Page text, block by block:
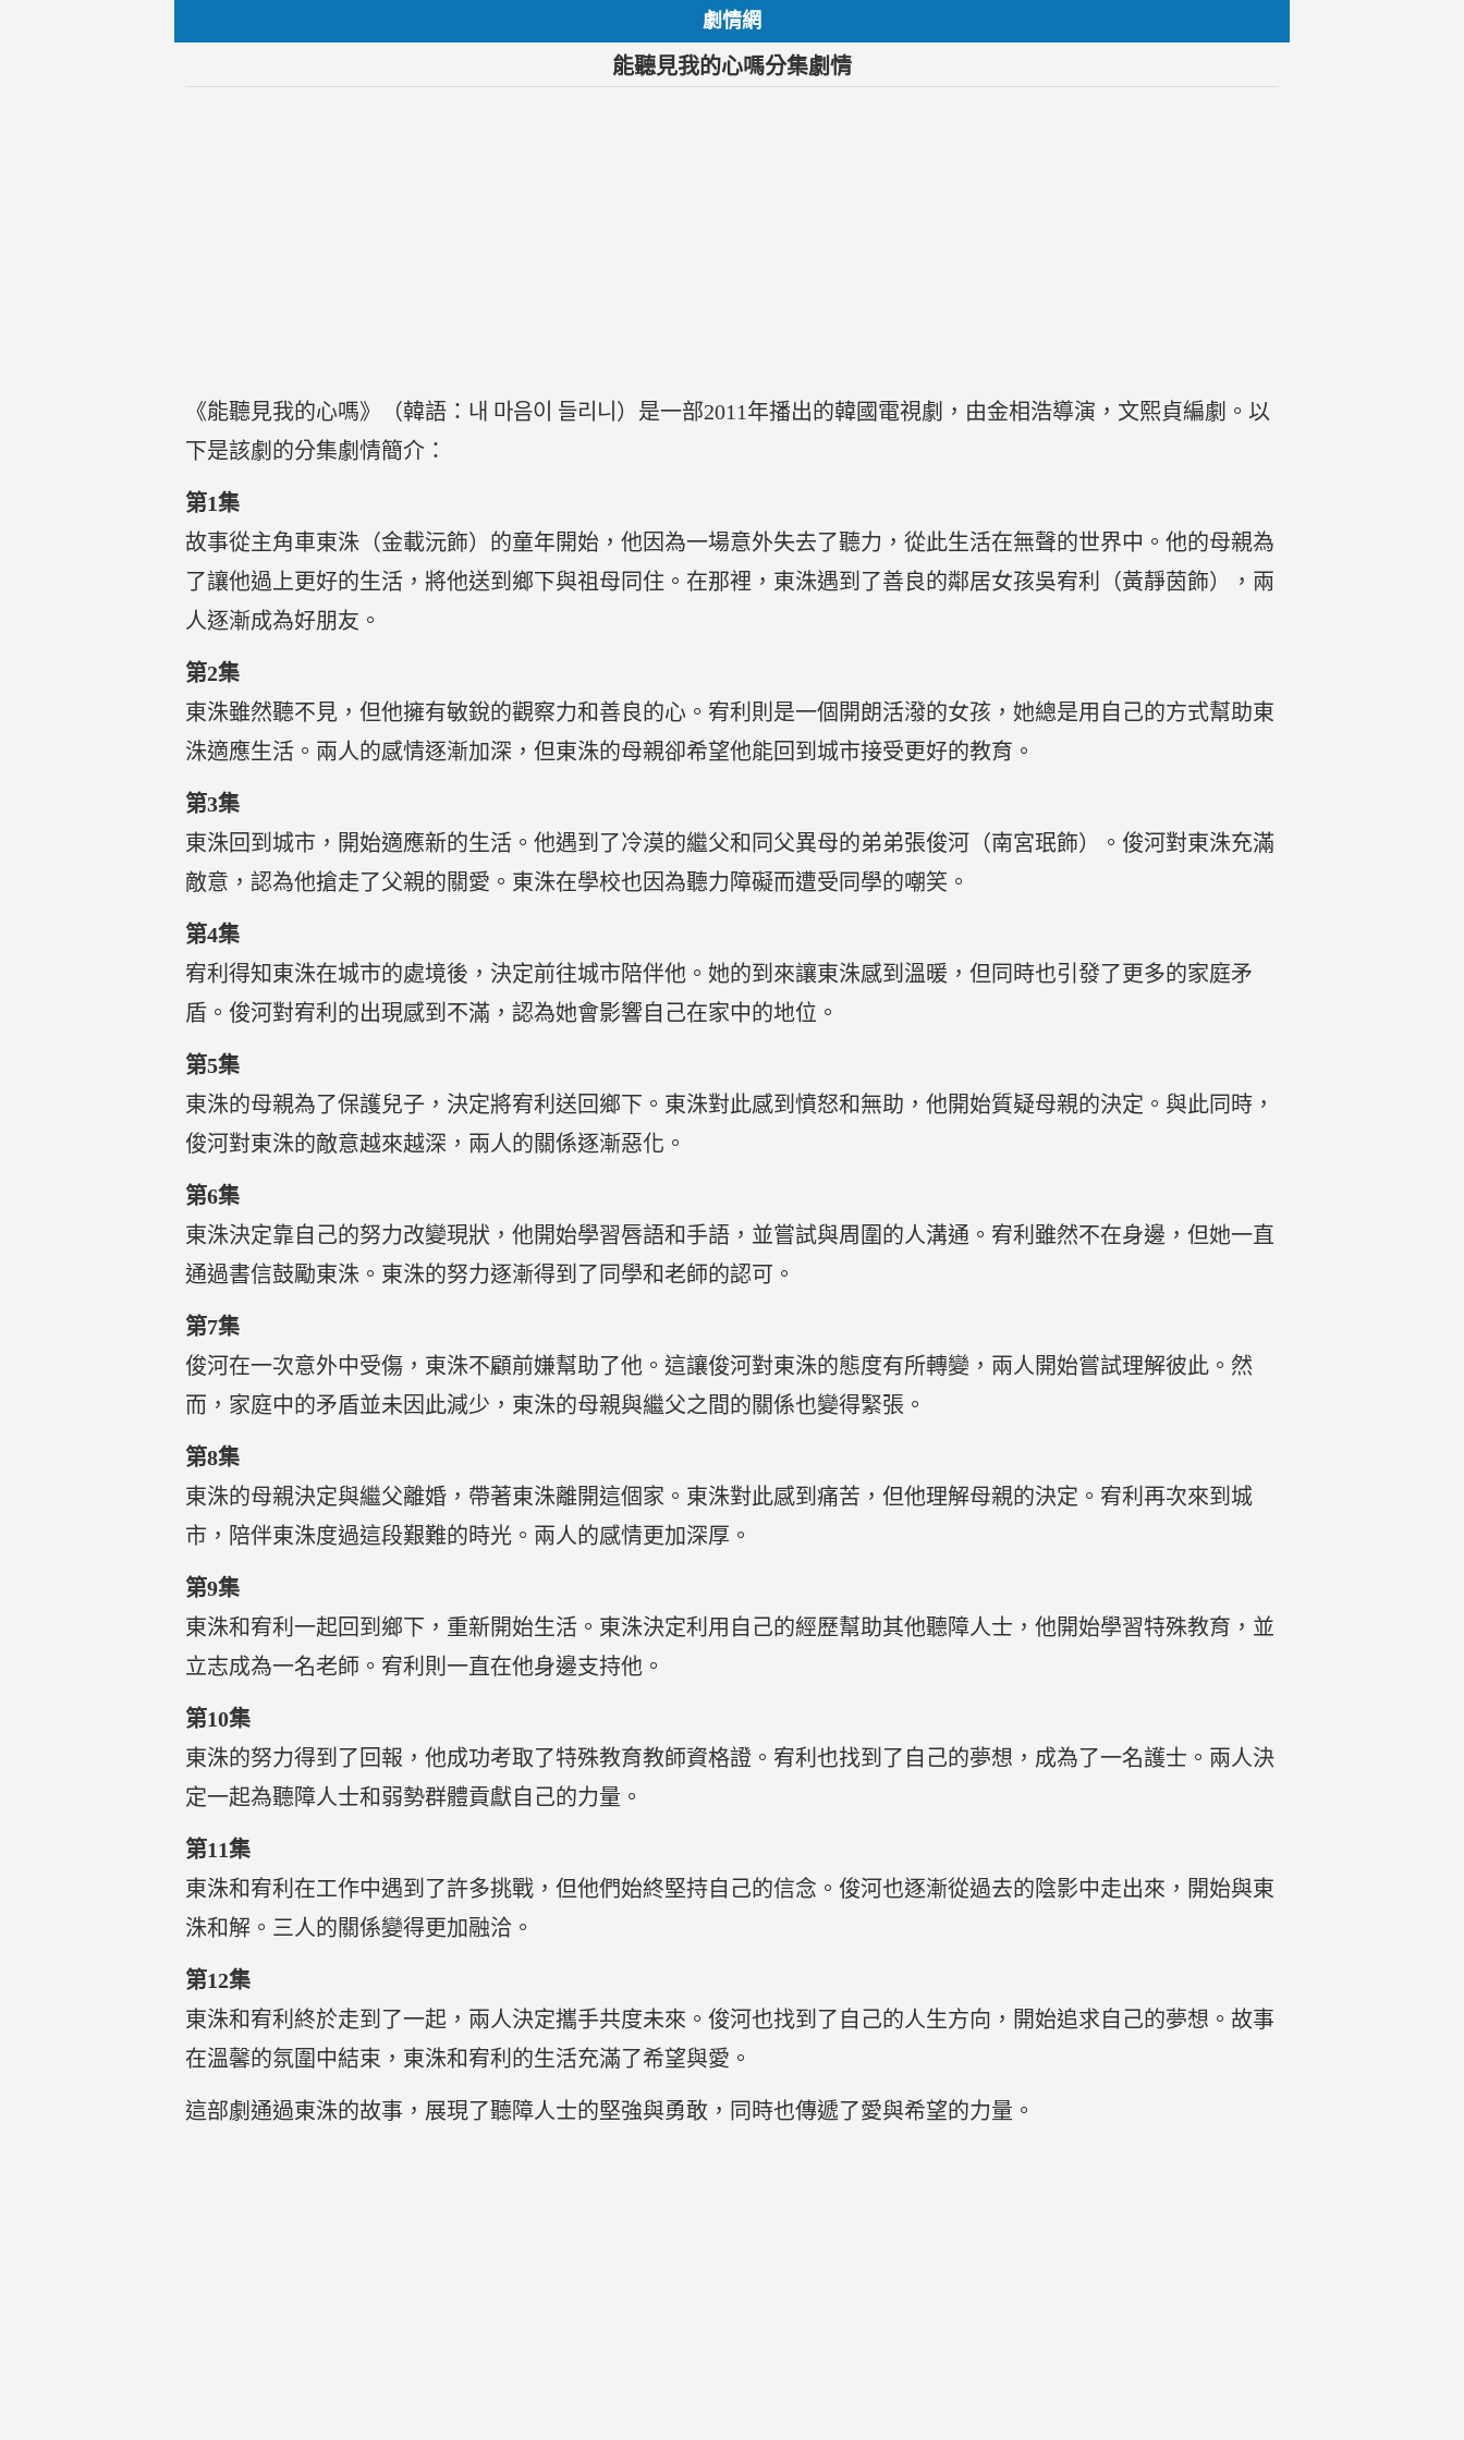
劇情網
能聽見我的心嗎分集劇情
《能聽見我的心嗎》（韓語：내 마음이 들리니）是一部2011年播出的韓國電視劇，由金相浩導演，文熙貞編劇。以
下是該劇的分集劇情簡介：
第1集
故事從主角車東洙（金載沅飾）的童年開始，他因為一場意外失去了聽力，從此生活在無聲的世界中。他的母親為
了讓他過上更好的生活，將他送到鄉下與祖母同住。在那裡，東洙遇到了善良的鄰居女孩吳宥利（黃靜茵飾），兩
人逐漸成為好朋友。
第2集
東洙雖然聽不見，但他擁有敏銳的觀察力和善良的心。宥利則是一個開朗活潑的女孩，她總是用自己的方式幫助東
洙適應生活。兩人的感情逐漸加深，但東洙的母親卻希望他能回到城市接受更好的教育。
第3集
東洙回到城市，開始適應新的生活。他遇到了冷漠的繼父和同父異母的弟弟張俊河（南宮珉飾）。俊河對東洙充滿
敵意，認為他搶走了父親的關愛。東洙在學校也因為聽力障礙而遭受同學的嘲笑。
第4集
宥利得知東洙在城市的處境後，決定前往城市陪伴他。她的到來讓東洙感到溫暖，但同時也引發了更多的家庭矛
盾。俊河對宥利的出現感到不滿，認為她會影響自己在家中的地位。
第5集
東洙的母親為了保護兒子，決定將宥利送回鄉下。東洙對此感到憤怒和無助，他開始質疑母親的決定。與此同時，
俊河對東洙的敵意越來越深，兩人的關係逐漸惡化。
第6集
東洙決定靠自己的努力改變現狀，他開始學習唇語和手語，並嘗試與周圍的人溝通。宥利雖然不在身邊，但她一直
通過書信鼓勵東洙。東洙的努力逐漸得到了同學和老師的認可。
第7集
俊河在一次意外中受傷，東洙不顧前嫌幫助了他。這讓俊河對東洙的態度有所轉變，兩人開始嘗試理解彼此。然
而，家庭中的矛盾並未因此減少，東洙的母親與繼父之間的關係也變得緊張。
第8集
東洙的母親決定與繼父離婚，帶著東洙離開這個家。東洙對此感到痛苦，但他理解母親的決定。宥利再次來到城
市，陪伴東洙度過這段艱難的時光。兩人的感情更加深厚。
第9集
東洙和宥利一起回到鄉下，重新開始生活。東洙決定利用自己的經歷幫助其他聽障人士，他開始學習特殊教育，並
立志成為一名老師。宥利則一直在他身邊支持他。
第10集
東洙的努力得到了回報，他成功考取了特殊教育教師資格證。宥利也找到了自己的夢想，成為了一名護士。兩人決
定一起為聽障人士和弱勢群體貢獻自己的力量。
第11集
東洙和宥利在工作中遇到了許多挑戰，但他們始終堅持自己的信念。俊河也逐漸從過去的陰影中走出來，開始與東
洙和解。三人的關係變得更加融洽。
第12集
東洙和宥利終於走到了一起，兩人決定攜手共度未來。俊河也找到了自己的人生方向，開始追求自己的夢想。故事
在溫馨的氛圍中結束，東洙和宥利的生活充滿了希望與愛。
這部劇通過東洙的故事，展現了聽障人士的堅強與勇敢，同時也傳遞了愛與希望的力量。